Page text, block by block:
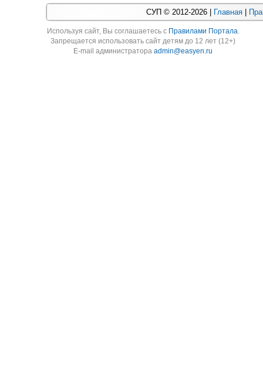
СУП © 2012-2026 | Главная
Используя cайт, Вы соглашаетесь с Правилами Портала.
Запрещается использовать сайт детям до 12 лет (12+)
E-mail администратораadmin@easyen.ru